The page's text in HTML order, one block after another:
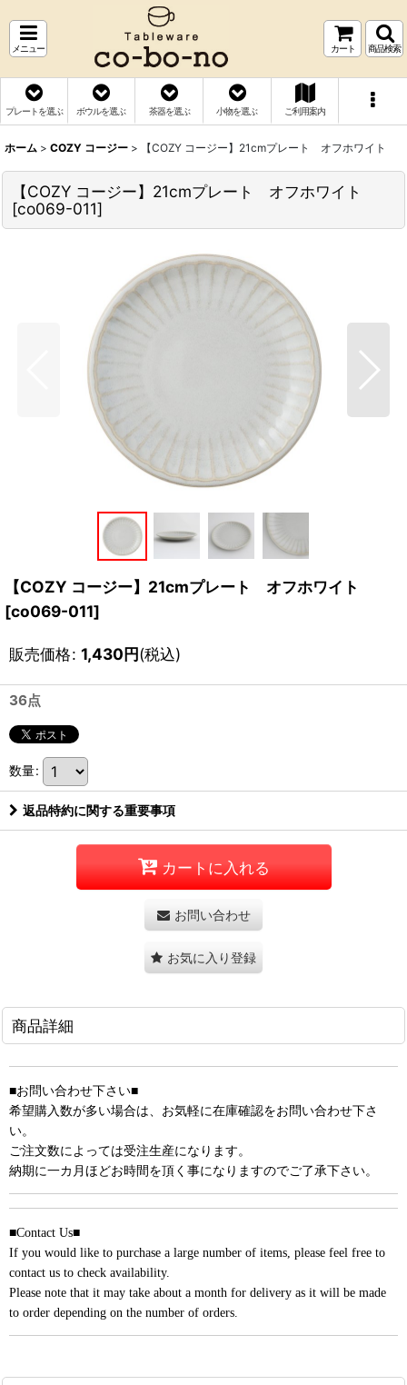
メニュー カート 商品検索
プレートを選ぶ ボウルを選ぶ 茶器を選ぶ 小物を選ぶ ご利用案内
ホーム > COZY コージー > 【COZY コージー】21cmプレート オフホワイト
【COZY コージー】21cmプレート オフホワイト
[co069-011]
【COZY コージー】21cmプレート オフホワイト
[co069-011]
販売価格: 1,430円(税込)
36点
数量:
返品特約に関する重要事項
カートに入れる
お問い合わせ
お気に入り登録
商品詳細
■お問い合わせ下さい■
希望購入数が多い場合は、お気軽に在庫確認をお問い合わせ下さ
い。
ご注文数によっては受注生産になります。
納期に一カ月ほどお時間を頂く事になりますのでご了承下さい。
■Contact Us■
If you would like to purchase a large number of items, please feel free to
contact us to check availability.
Please note that it may take about a month for delivery as it will be made
to order depending on the number of orders.